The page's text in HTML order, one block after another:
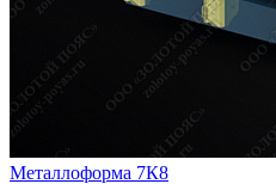
Металлоформа 7К8